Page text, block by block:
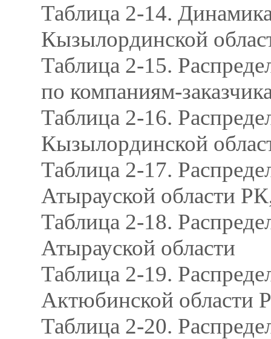
Таблица 2-14.
Кызылординской
Таблица 2-15.
по компаниям-
Таблица 2-16.
Кызылординской
Таблица 2-17.
Атырауской области
Таблица 2-18.
Атырауской области
Таблица 2-19.
Актюбинской области
Таблица 2-20.